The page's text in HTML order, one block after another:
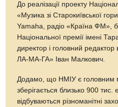
До реалізації проекту
«Музика зі Старокиївської
Yamaha, радіо «Країна ФМ»,
Національної премії імені
директор і головний
ЛА-МА-ГА» Іван Малкович.
Додамо, що НМІУ є головним
зберігається близько 900 тис.
відбуваються різноманітні